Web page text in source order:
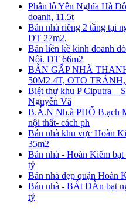
Phân lô Yên Nghĩa Hà
doanh, 11.5t
Bán nhà riêng 2 tầng tại
DT 27m2,
Bán liền kề kinh doanh
Nội. DT 66m2
BÁN GẤP NHÀ
50M2 4T, OTO
Biệt thự khu P Ciputra –
Nguyễn Vă
B.Á.N Nh.à PHỐ B.ạch
nội thất- cách ph
Bán nhà khu vực Hoàn
35m2
Bán nhà - Hoàn Kiếm
tỷ
Bán nhà đẹp quận Hoàn
Bán nhà - BÁt ĐÀn bạt
tỷ